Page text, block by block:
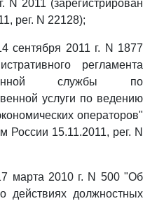
N 2011 (зарегистрирован
рег. N 22128);
сентября 2011 г. N 1877
регламента
службы по
услуги по ведению
операторов"
России 15.11.2011, рег. N
марта 2010 г. N 500 "Об
действиях должностных